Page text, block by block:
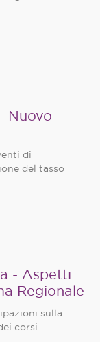
Nuovo
di
del tasso
- Aspetti
Regionale
sulla
corsi.